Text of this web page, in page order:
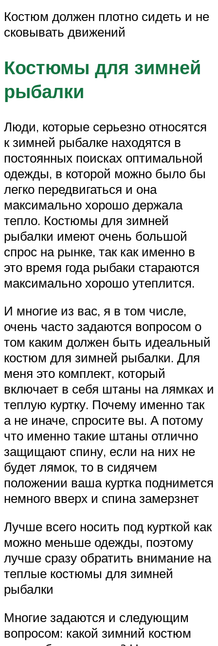
Костюм должен плотно сидеть и не
сковывать движений
Костюмы для зимней
рыбалки
Люди, которые серьезно относятся
к зимней рыбалке находятся в
постоянных поисках оптимальной
одежды, в которой можно было бы
легко передвигаться и она
максимально хорошо держала
тепло. Костюмы для зимней
рыбалки имеют очень большой
спрос на рынке, так как именно в
это время года рыбаки стараются
максимально хорошо утеплится.
И многие из вас, я в том числе,
очень часто задаются вопросом о
том каким должен быть идеальный
костюм для зимней рыбалки. Для
меня это комплект, который
включает в себя штаны на лямках и
теплую куртку. Почему именно так
а не иначе, спросите вы. А потому
что именно такие штаны отлично
защищают спину, если на них не
будет лямок, то в сидячем
положении ваша куртка поднимется
немного вверх и спина замерзнет
Лучше всего носить под курткой как
можно меньше одежды, поэтому
лучше сразу обратить внимание на
теплые костюмы для зимней
рыбалки
Многие задаются и следующим
вопросом: какой зимний костюм